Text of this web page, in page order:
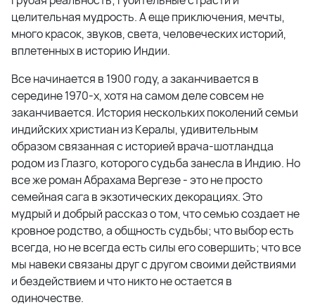
целительная мудрость. А еще приключения, мечты,
много красок, звуков, света, человеческих историй,
вплетенных в историю Индии.
Все начинается в 1900 году, а заканчивается в
середине 1970-х, хотя на самом деле совсем не
заканчивается. История нескольких поколений семьи
индийских христиан из Кералы, удивительным
образом связанная с историей врача-шотландца
родом из Глазго, которого судьба занесла в Индию. Но
все же роман Абрахама Вергезе - это не просто
семейная сага в экзотических декорациях. Это
мудрый и добрый рассказ о том, что семью создает не
кровное родство, а общность судьбы; что выбор есть
всегда, но не всегда есть силы его совершить; что все
мы навеки связаны друг с другом своими действиями
и бездействием и что никто не остается в
одиночестве.